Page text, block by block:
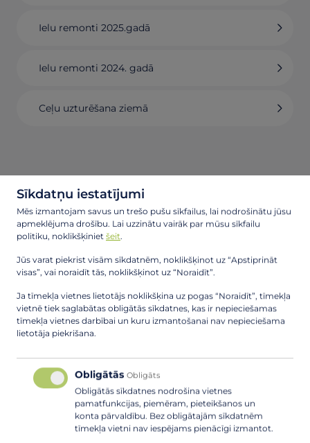
Ielu remonti 2025.gadā
Ielu remonti 2024. gadā
Ceļu uzturēšana ziemā
Sīkdatņu iestatījumi
Mēs izmantojam savus un trešo pušu sīkfailus, lai nodrošinātu jūsu
apmeklējuma drošību. Lai uzzinātu vairāk par mūsu sīkfailu
politiku, noklikšķiniet šeit.
Jūs varat piekrist visām sīkdatnēm, noklikšķinot uz “Apstiprināt
visas”, vai noraidīt tās, noklikšķinot uz “Noraidīt”.
Ja tīmekļa vietnes lietotājs noklikšķina uz pogas “Noraidīt”, tīmekļa
vietnē tiek saglabātas obligātās sīkdatnes, kas ir nepieciešamas
tīmekļa vietnes darbībai un kuru izmantošanai nav nepieciešama
lietotāja piekrišana.
Obligātās Obligāts
Obligātās sīkdatnes nodrošina vietnes
pamatfunkcijas, piemēram, pieteikšanos un
konta pārvaldību. Bez obligātajām sīkdatnēm
tīmekļa vietni nav iespējams pienācīgi izmantot.